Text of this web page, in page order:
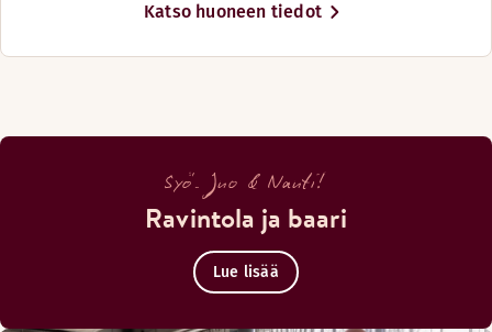
Katso huoneen tiedot
Syö. Juo & Nauti!
Ravintola ja baari
Lue lisää